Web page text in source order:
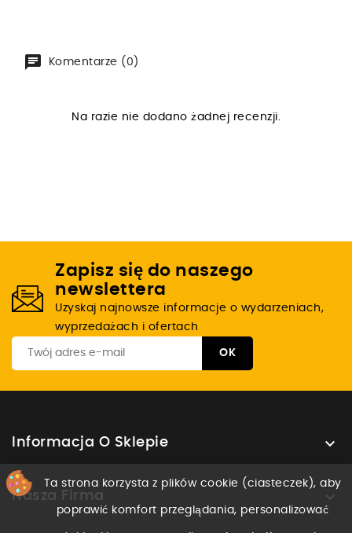
Komentarze (0)
Na razie nie dodano żadnej recenzji.
Zapisz się do naszego
newslettera
Uzyskaj najnowsze informacje o wydarzeniach,
wyprzedażach i ofertach
Informacja O Sklepie 
Nasza Firma 
Ta strona korzysta z plików cookie (ciasteczek), aby
poprawić komfort przeglądania, personalizować